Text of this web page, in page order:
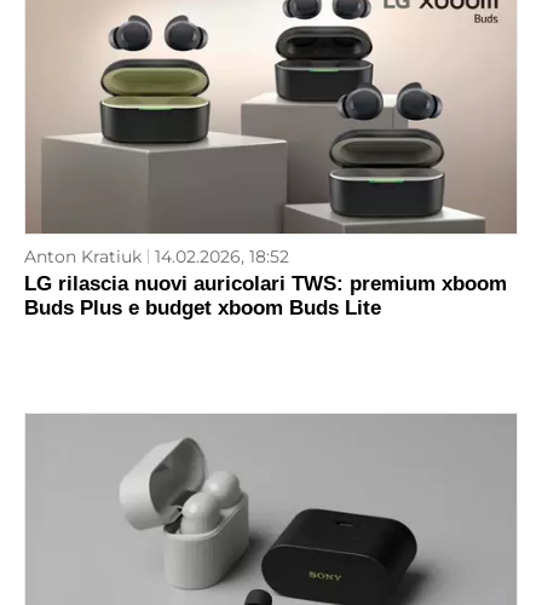
Anton Kratiuk 14.02.2026, 18:52
LG rilascia nuovi auricolari TWS: premium xboom
Buds Plus e budget xboom Buds Lite